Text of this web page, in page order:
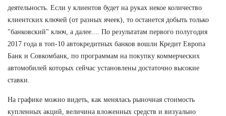
деятельность. Если у клиентов будет на руках некое количество
клиентских ключей (от разных ячеек), то останется добыть только
"банковский" ключ, а далее.... По результатам первого полугодия
2017 года в топ-10 автокредитных банков вошли Кредит Европа
Банк и Совкомбанк, по программам на покупку коммерческих
автомобилей которых сейчас установлены достаточно высокие
ставки.
На графике можно видеть, как менялась рыночная стоимость
купленных акций, величина вложенных средств и визуально